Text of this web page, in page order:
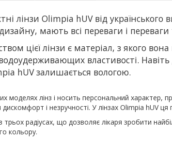
лінзи Olimpia hUV від
мають всі переваги і переваги
цієї лінзи є матеріал, з якого
властивості. Навіть
hUV залишається вологою.
моделях лінз і носить персональний
і незручності. У лінзах Olimpia hUV
радіусах, що дозволяє лікаря зробити
кольору.